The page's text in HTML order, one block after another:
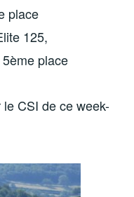
place
125,
place
CSI de ce week-